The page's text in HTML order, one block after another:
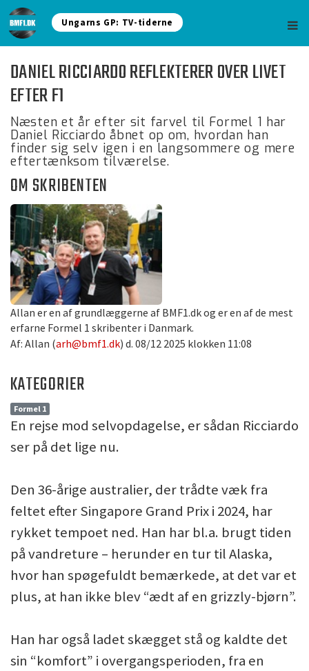
Ungarns GP: TV-tiderne
DANIEL RICCIARDO REFLEKTERER OVER LIVET
EFTER F1
Næsten et år efter sit farvel til Formel 1 har
Daniel Ricciardo åbnet op om, hvordan han
finder sig selv igen i en langsommere og mere
eftertænksom tilværelse.
OM SKRIBENTEN
Allan er en af grundlæggerne af BMF1.dk og er en af de mest
erfarne Formel 1 skribenter i Danmark.
Af: Allan (arh@bmf1.dk) d. 08/12 2025 klokken 11:08
KATEGORIER
Formel 1
En rejse mod selvopdagelse, er sådan Ricciardo
ser på det lige nu.
Den 36-årige australier, der trådte væk fra
feltet efter Singapore Grand Prix i 2024, har
rykket tempoet ned. Han har bl.a. brugt tiden
på vandreture – herunder en tur til Alaska,
hvor han spøgefuldt bemærkede, at det var et
plus, at han ikke blev “ædt af en grizzly-bjørn”.
Han har også ladet skægget stå og kaldte det
sin “komfort” i overgangsperioden, fra en